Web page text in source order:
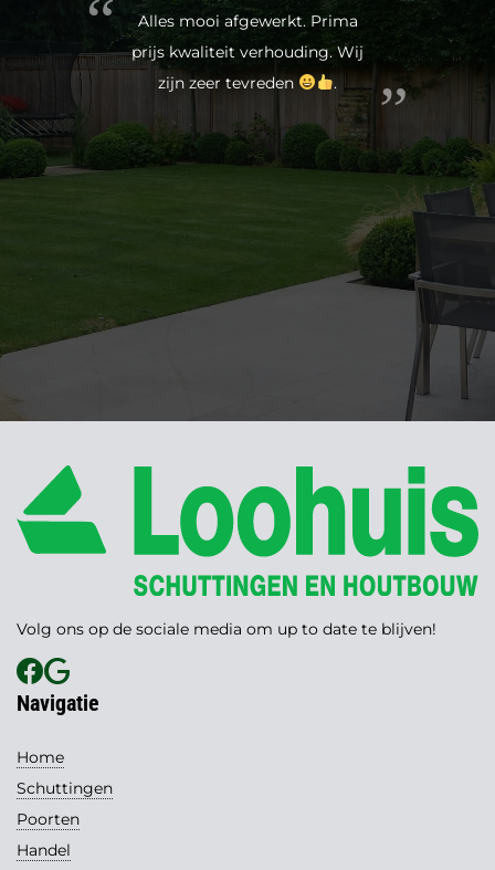
Alles mooi afgewerkt. Prima
prijs kwaliteit verhouding. Wij
zijn zeer tevreden
.
Volg ons op de sociale media om up to date te blijven!
Navigatie
Home
Schuttingen
Poorten
Handel